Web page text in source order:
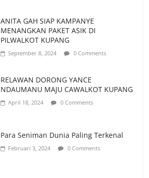
ANITA GAH SIAP KAMPANYE
MENANGKAN PAKET ASIK DI
PILWALKOT KUPANG
September 8, 2024 0 Comments
RELAWAN DORONG YANCE
NDAUMANU MAJU CAWALKOT KUPANG
April 18, 2024 0 Comments
Para Seniman Dunia Paling Terkenal
Februari 3, 2024 0 Comments